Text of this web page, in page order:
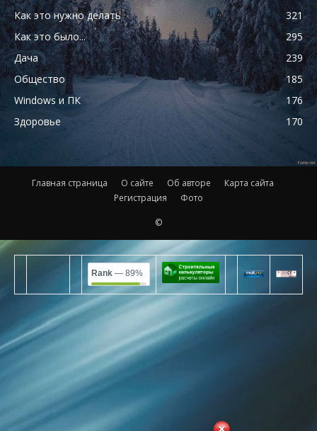
Как это нужно делать
321
Как это было...
295
Дача
239
Общество
185
Windows и ПК
176
Здоровье
170
Главная страница О сайте Об авторе
Карта сайта
Регистрация
Фото
©
Rank — 89%